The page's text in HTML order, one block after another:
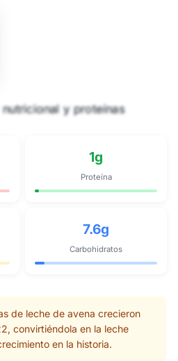
1g
Proteína
7.6g
Carbohidratos
de leche de avena crecieron
convirtiéndola en la leche
en la historia.